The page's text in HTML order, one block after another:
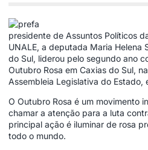
presidente de Assuntos Políticos
UNALE, a deputada Maria Helena
do Sul, liderou pelo segundo ano
Outubro Rosa em Caxias do Sul,
Assembleia Legislativa do Estado,
O Outubro Rosa é um movimento
chamar a atenção para a luta
principal ação é iluminar de rosa
todo o mundo.